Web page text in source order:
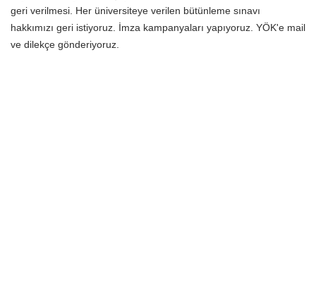
geri verilmesi. Her üniversiteye verilen bütünleme sınavı
hakkımızı geri istiyoruz. İmza kampanyaları yapıyoruz. YÖK'e mail
ve dilekçe gönderiyoruz.